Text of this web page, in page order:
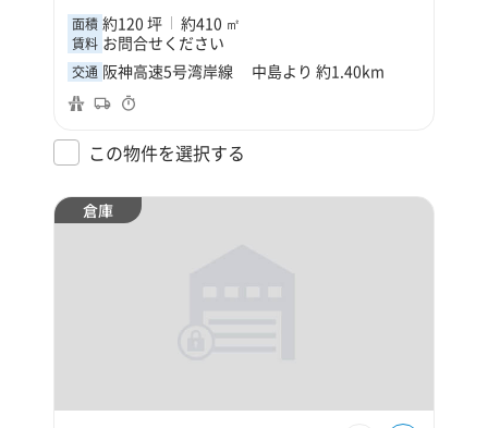
面積 約120 坪 約410 ㎡
賃料 お問合せください
交通 阪神高速5号湾岸線 中島より 約1.40km
この物件を選択する
倉庫